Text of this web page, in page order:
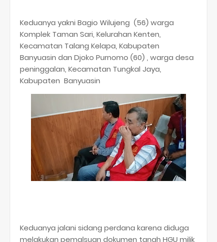
Keduanya yakni Bagio Wilujeng (56) warga
Komplek Taman Sari, Kelurahan Kenten,
Kecamatan Talang Kelapa, Kabupaten
Banyuasin dan Djoko Purnomo (60) , warga desa
peninggalan, Kecamatan Tungkal Jaya,
Kabupaten Banyuasin
Keduanya jalani sidang perdana karena diduga
melakukan pemalsuan dokumen tanah HGU milik